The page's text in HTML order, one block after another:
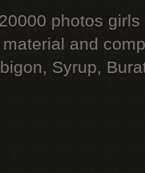
photos
and
Syrup,